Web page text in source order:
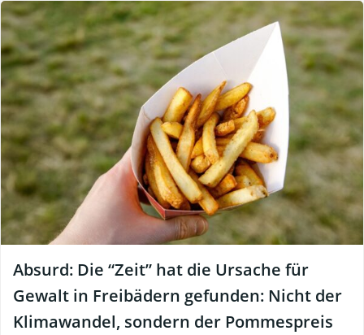
Absurd: Die “Zeit” hat die Ursache für
Gewalt in Freibädern gefunden: Nicht der
Klimawandel, sondern der Pommespreis